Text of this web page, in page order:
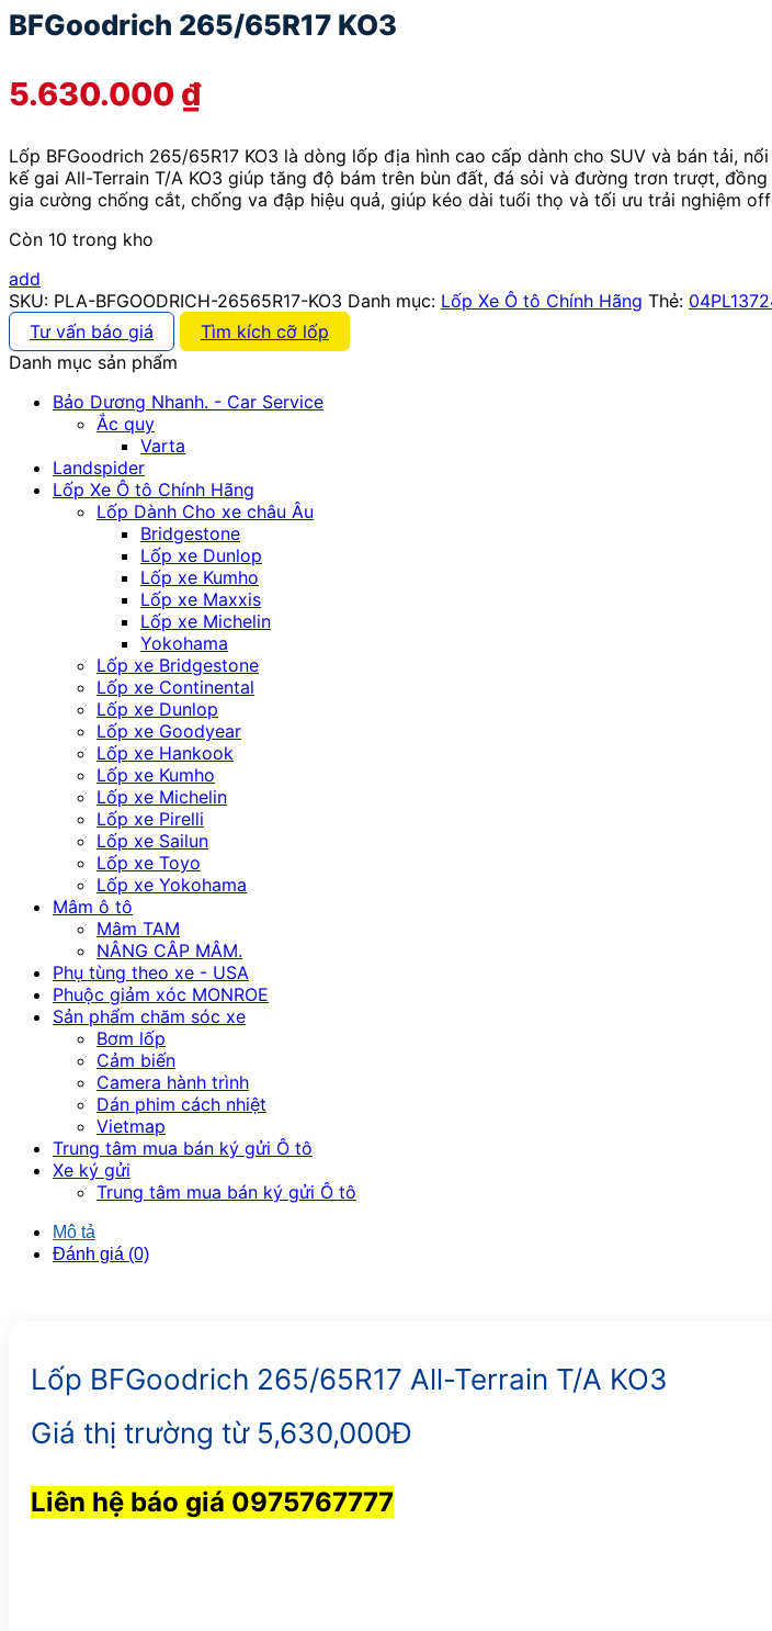
BFGoodrich 265/65R17 KO3
5.630.000 ₫
Lốp BFGoodrich 265/65R17 KO3 là dòng lốp địa hình cao cấp dành cho SUV và bán tải,
kế gai All-Terrain T/A KO3 giúp tăng độ bám trên bùn đất, đá sỏi và đường trơn trượt,
gia cường chống cắt, chống va đập hiệu quả, giúp kéo dài tuổi thọ và tối ưu trải nghiệm
Còn 10 trong kho
add
SKU: PLA-BFGOODRICH-26565R17-KO3 Danh mục: Lốp Xe Ô tô Chính Hãng Thẻ:
Tư vấn báo giá
Tìm kích cỡ lốp
Danh mục sản phẩm
Bảo Dương Nhanh. - Car Service
Ắc quy
Varta
Landspider
Lốp Xe Ô tô Chính Hãng
Lốp Dành Cho xe châu Âu
Bridgestone
Lốp xe Dunlop
Lốp xe Kumho
Lốp xe Maxxis
Lốp xe Michelin
Yokohama
Lốp xe Bridgestone
Lốp xe Continental
Lốp xe Dunlop
Lốp xe Goodyear
Lốp xe Hankook
Lốp xe Kumho
Lốp xe Michelin
Lốp xe Pirelli
Lốp xe Sailun
Lốp xe Toyo
Lốp xe Yokohama
Mâm ô tô
Mâm TAM
NÂNG CÂP MÂM.
Phụ tùng theo xe - USA
Phuộc giảm xóc MONROE
Sản phẩm chăm sóc xe
Bơm lốp
Cảm biến
Camera hành trình
Dán phim cách nhiệt
Vietmap
Trung tâm mua bán ký gửi Ô tô
Xe ký gửi
Trung tâm mua bán ký gửi Ô tô
Mô tả
Đánh giá (0)
Lốp BFGoodrich 265/65R17 All-Terrain T/A KO3
Giá thị trường từ 5,630,000Đ
Liên hệ báo giá 0975767777